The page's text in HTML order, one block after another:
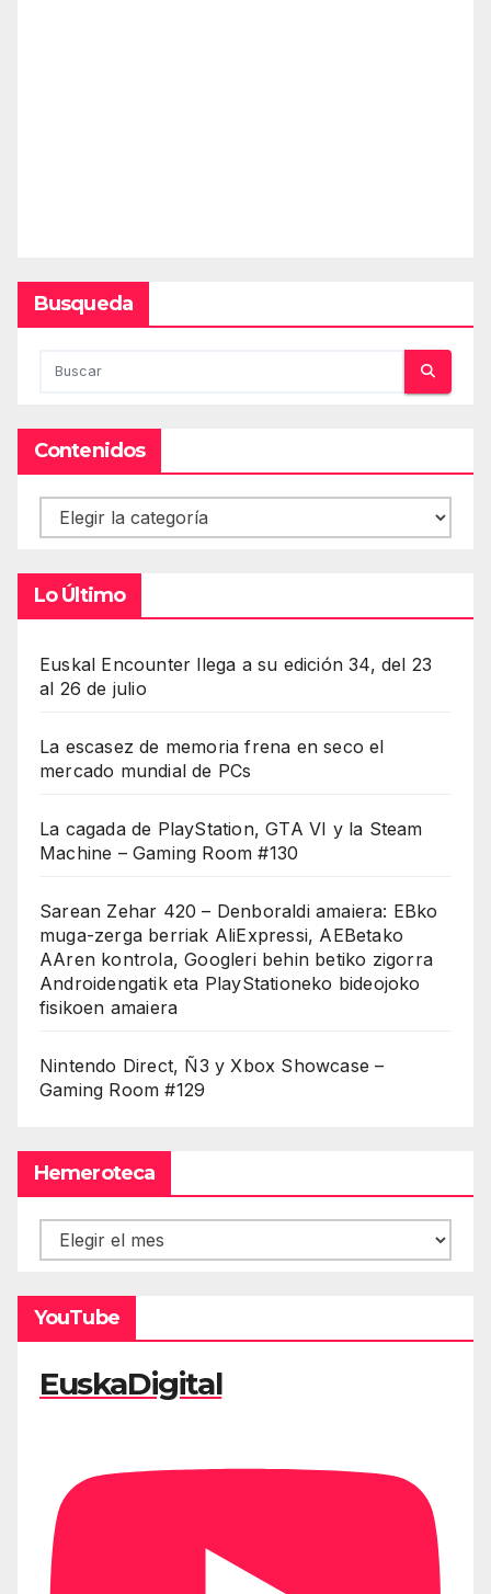
Busqueda
Contenidos
Contenidos
Lo Último
Euskal Encounter llega a su edición 34, del 23
al 26 de julio
La escasez de memoria frena en seco el
mercado mundial de PCs
La cagada de PlayStation, GTA VI y la Steam
Machine – Gaming Room #130
Sarean Zehar 420 – Denboraldi amaiera: EBko
muga-zerga berriak AliExpressi, AEBetako
AAren kontrola, Googleri behin betiko zigorra
Androidengatik eta PlayStationeko bideojoko
fisikoen amaiera
Nintendo Direct, Ñ3 y Xbox Showcase –
Gaming Room #129
Hemeroteca
Hemeroteca
YouTube
EuskaDigital